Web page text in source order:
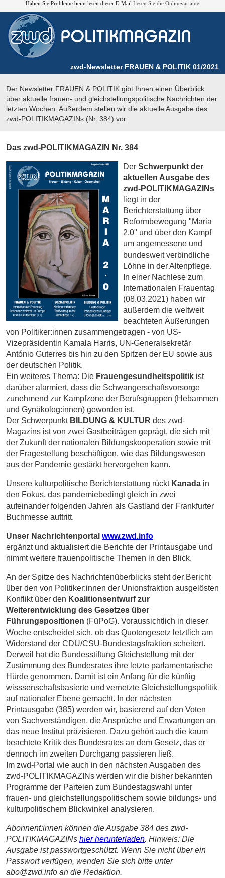
Haben Sie Probleme beim lesen dieser E-Mail Lesen Sie die Onlinevariante
zwd-Newsletter FRAUEN & POLITIK 01/2021
Der Newsletter FRAUEN & POLITIK gibt Ihnen einen Überblick
über aktuelle frauen- und gleichstellungspolitische Nachrichten der
letzten Wochen. Außerdem stellen wir die aktuelle Ausgabe des
zwd-POLITIKMAGAZINs (Nr. 384) vor.
Das zwd-POLITIKMAGAZIN Nr. 384
Der Schwerpunkt der
aktuellen Ausgabe des
zwd-POLITIKMAGAZINs
liegt in der
Berichterstattung über
Reformbewegung "Maria
2.0" und über den Kampf
um angemessene und
bundesweit verbindliche
Löhne in der Altenpflege.
In einer Nachlese zum
Internationalen Frauentag
(08.03.2021) haben wir
außerdem die weltweit
beachteten Äußerungen
von Politiker:innen zusammengetragen - von US-
Vizepräsidentin Kamala Harris, UN-Generalsekretär
António Guterres bis hin zu den Spitzen der EU sowie aus
der deutschen Politik.
Ein weiteres Thema: Die Frauengesundheitspolitik ist
darüber alarmiert, dass die Schwangerschaftsvorsorge
zunehmend zur Kampfzone der Berufsgruppen (Hebammen
und Gynäkolog:innen) geworden ist.
Der Schwerpunkt BILDUNG & KULTUR des zwd-
Magazins ist von zwei Gastbeiträgen geprägt, die sich mit
der Zukunft der nationalen Bildungskooperation sowie mit
der Fragestellung beschäftigen, wie das Bildungswesen
aus der Pandemie gestärkt hervorgehen kann.
Unsere kulturpolitische Berichterstattung rückt Kanada in
den Fokus, das pandemiebedingtgleich in zwei
aufeinander folgenden Jahren als Gastland der Frankfurter
Buchmesse auftritt.
Unser Nachrichtenportal www.zwd.info
ergänzt und aktualisiert die Berichte der Printausgabe und
nimmt weitere frauenpolitische Themen in den Blick.
An der Spitze des Nachrichtenüberblicks steht der Bericht
über den von Politiker:innen der Unionsfraktion ausgelösten
Konflikt über den Koalitionsentwurf zur
Weiterentwicklung des Gesetzes über
Führungspositionen (FüPoG). Voraussichtlich in dieser
Woche entscheidet sich, ob das Quotengesetz letztlich am
Widerstand der CDU/CSU-Bundestagsfraktion scheitert.
Derweil hat die Bundesstiftung Gleichstellung mit der
Zustimmung des Bundesrates ihre letzte parlamentarische
Hürde genommen. Damit ist ein Anfang für die künftig
wisssenschaftsbasierte und vernetzte Gleichstellungspolitik
auf nationaler Ebene gemacht. In der nächsten
Printausgabe (385) werden wir, basierend auf den Voten
von Sachverständigen, die Ansprüche und Erwartungen an
das neue Institut präzisieren. Dazu gehört auch die kaum
beachtete Kritik des Bundesrates an dem Gesetz, das er
dennoch im zweiten Durchgang passieren ließ.
Im zwd-Portal wie auch in den nächsten Ausgaben des
zwd-POLITIKMAGAZINs werden wir die bisher bekannten
Programme der Parteien zum Bundestagswahl unter
frauen- und gleichstellungspolitischem sowie bildungs- und
kulturpolitischem Blickwinkel analysieren.
Abonnent:innen können die Ausgabe 384 des zwd-
POLITIKMAGAZINs hier herunterladen. Hinweis: Die
Ausgabe ist passwortgeschützt. Wenn Sie nicht über ein
Passwort verfügen, wenden Sie sich bitte unter
abo@zwd.info an die Redaktion.